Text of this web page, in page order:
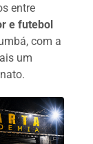
entre
e futebol
com a
um